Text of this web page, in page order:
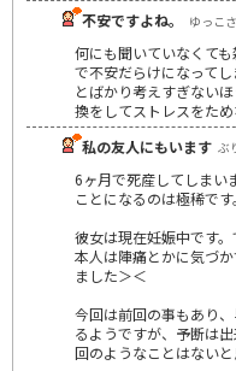
不安ですよね。
ゆっこ
何にも聞いていなくて
で不安だらけになって
とばかり考えすぎない
換をしてストレスをた
私の友人にもいます ぶ
6ヶ月で死産してしまい
ことになるのは極稀です。
彼女は現在妊娠中です
本人は陣痛とかに気づ
ました＞＜
今回は前回の事もあり
るようですが、予断は
回のようなことはないと